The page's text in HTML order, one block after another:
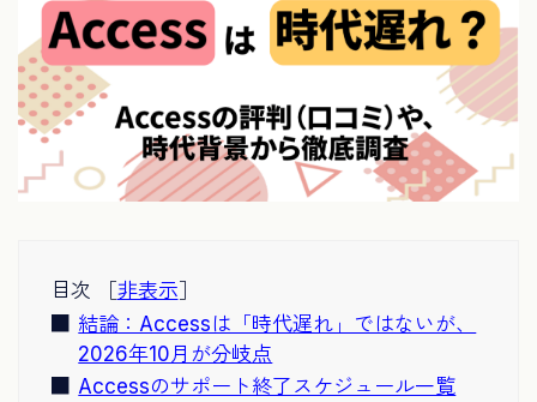
目次 ［非表示］
結論：Accessは「時代遅れ」ではないが、
2026年10月が分岐点
Accessのサポート終了スケジュール一覧